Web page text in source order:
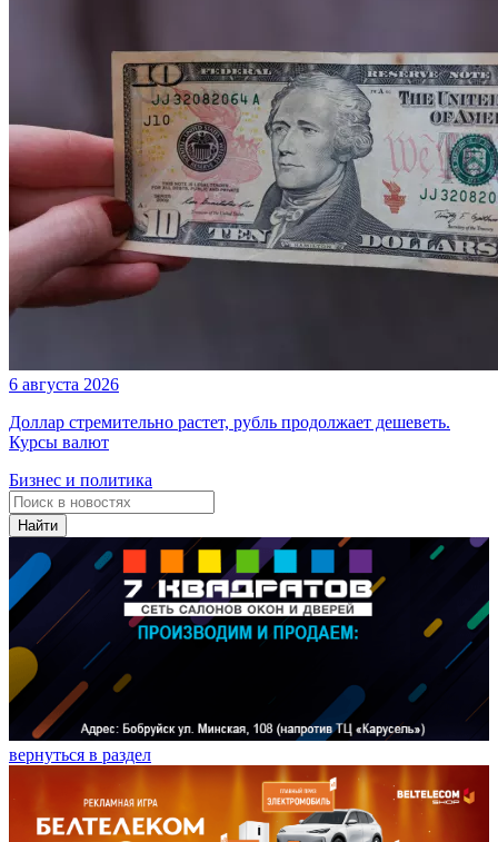
6 августа 2026
Доллар стремительно растет, рубль продолжает дешеветь.
Курсы валют
Бизнес и политика
Найти
вернуться в раздел